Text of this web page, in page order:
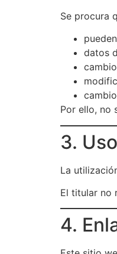
Se procura
datos
Por ello, no
3.
La
El titular no
4.